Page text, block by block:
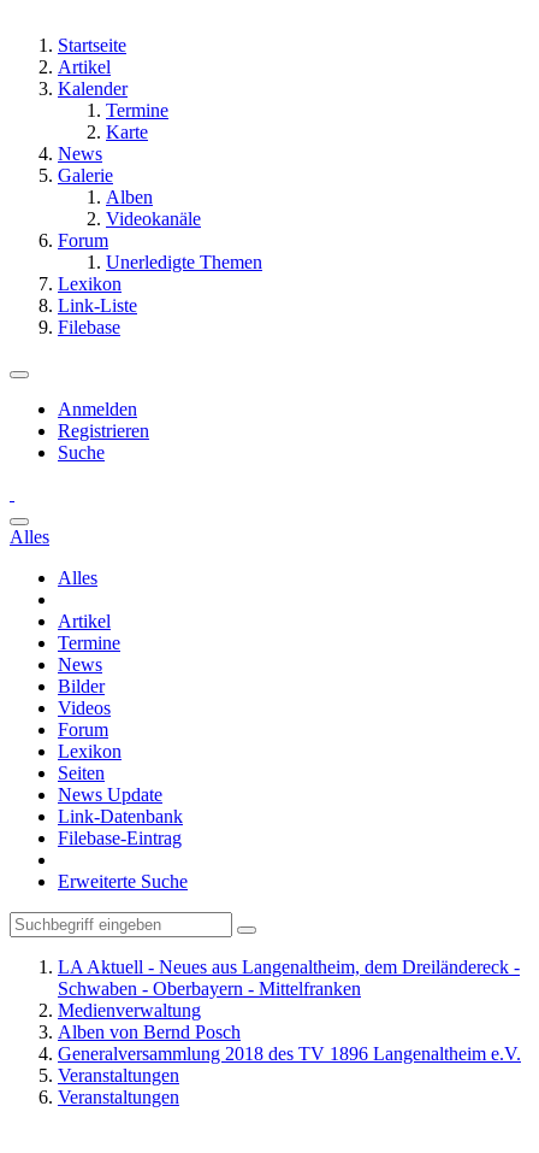
Startseite
Artikel
Kalender
Termine
Karte
News
Galerie
Alben
Videokanäle
Forum
Unerledigte Themen
Lexikon
Link-Liste
Filebase
Anmelden
Registrieren
Suche
Alles
Alles
Artikel
Termine
News
Bilder
Videos
Forum
Lexikon
Seiten
News Update
Link-Datenbank
Filebase-Eintrag
Erweiterte Suche
LA Aktuell - Neues aus Langenaltheim, dem Dreiländereck -
Schwaben - Oberbayern - Mittelfranken
Medienverwaltung
Alben von Bernd Posch
Generalversammlung 2018 des TV 1896 Langenaltheim e.V.
Veranstaltungen
Veranstaltungen